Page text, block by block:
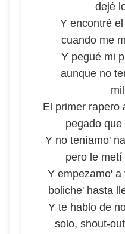
dejé
Y encontré
cuando me
Y pegué mi
aunque no
El primer rapero
pegado
Y no teníamo'
pero le
Y empezamo' a
boliche' hasta
Y te hablo de
solo, shout-